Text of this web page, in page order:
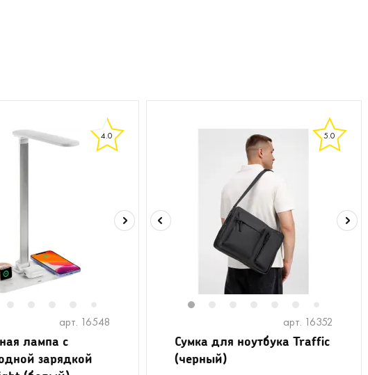
4.0
11
арт. 16548
лампа с
зарядкой
5.0
арт. 16352
Сумка для ноутбука Traffic
(черный)